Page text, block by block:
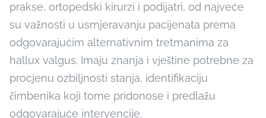
prakse, ortopedski kirurzi i podijatri, od najveće
su važnosti u usmjeravanju pacijenata prema
odgovarajućim alternativnim tretmanima za
hallux valgus. Imaju znanja i vještine potrebne za
procjenu ozbiljnosti stanja, identifikaciju
čimbenika koji tome pridonose i predlažu
odgovarajuće intervencije.